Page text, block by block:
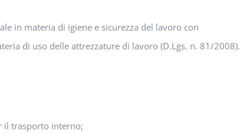
in materia di igiene e sicurezza del lavoro con
di uso delle attrezzature di lavoro (D.Lgs. n. 81/2008).
il trasporto interno;